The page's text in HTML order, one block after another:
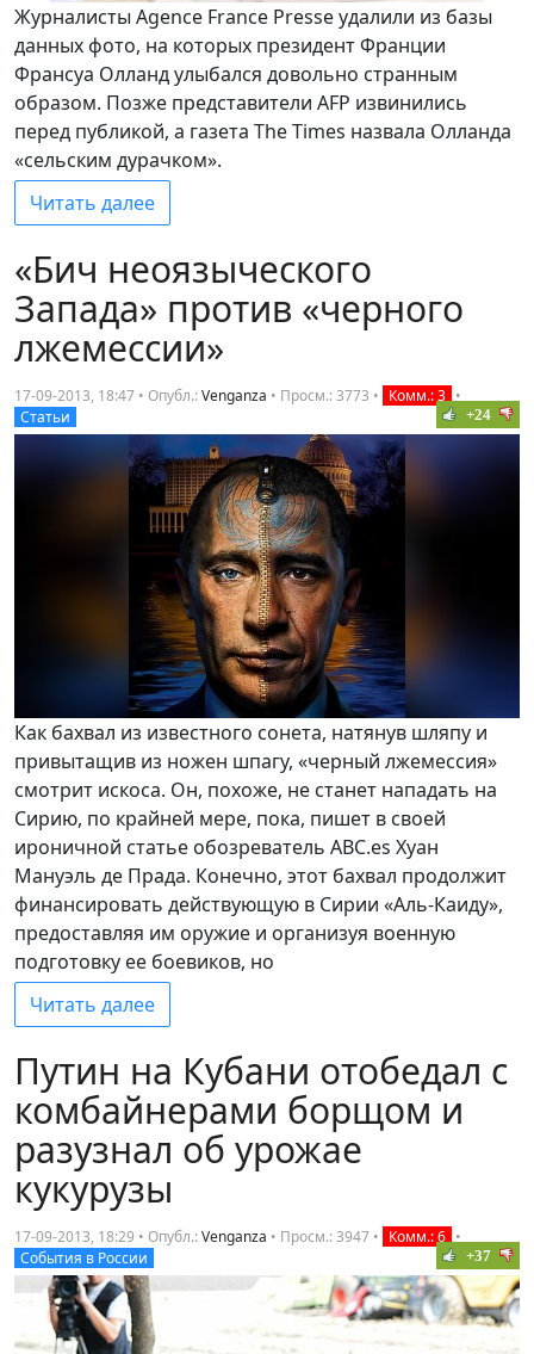
Журналисты Agence France Presse удалили из базы
данных фото, на которых президент Франции
Франсуа Олланд улыбался довольно странным
образом. Позже представители AFP извинились
перед публикой, а газета The Times назвала Олланда
«сельским дурачком».
Читать далее
«Бич неоязыческого
Запада» против «черного
лжемессии»
17-09-2013, 18:47 • Опубл.:Venganza • Просм.: 3773 • Комм.: 3 •
Статьи
+24
Как бахвал из известного сонета, натянув шляпу и
привытащив из ножен шпагу, «черный лжемессия»
смотрит искоса. Он, похоже, не станет нападать на
Сирию, по крайней мере, пока, пишет в своей
ироничной статье обозреватель ABC.es Хуан
Мануэль де Прада. Конечно, этот бахвал продолжит
финансировать действующую в Сирии «Аль-Каиду»,
предоставляя им оружие и организуя военную
подготовку ее боевиков, но
Читать далее
Путин на Кубани отобедал с
комбайнерами борщом и
разузнал об урожае
кукурузы
17-09-2013, 18:29 • Опубл.:Venganza • Просм.: 3947 • Комм.: 6 •
События в России
+37